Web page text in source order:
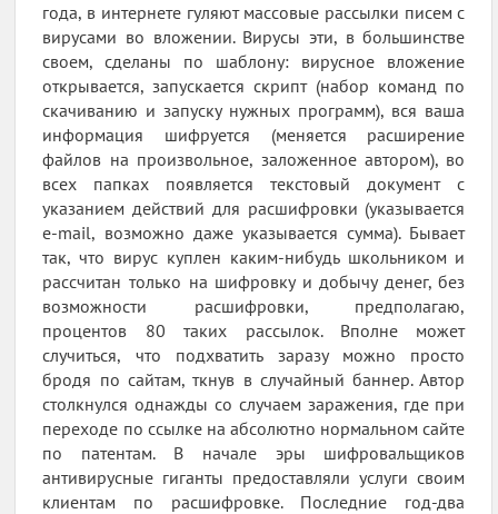
года, в интернете гуляют массовые рассылки писем с
вирусами во вложении. Вирусы эти, в большинстве
своем, сделаны по шаблону: вирусное вложение
открывается, запускается скрипт (набор команд по
скачиванию и запуску нужных программ), вся ваша
информация шифруется (меняется расширение
файлов на произвольное, заложенное автором), во
всех папках появляется текстовый документ с
указанием действий для расшифровки (указывается
e-mail, возможно даже указывается сумма). Бывает
так, что вирус куплен каким-нибудь школьником и
рассчитан только на шифровку и добычу денег, без
возможности расшифровки, предполагаю,
процентов 80 таких рассылок. Вполне может
случиться, что подхватить заразу можно просто
бродя по сайтам, ткнув в случайный баннер. Автор
столкнулся однажды со случаем заражения, где при
переходе по ссылке на абсолютно нормальном сайте
по патентам. В начале эры шифровальщиков
антивирусные гиганты предоставляли услуги своим
клиентам по расшифровке. Последние год-два